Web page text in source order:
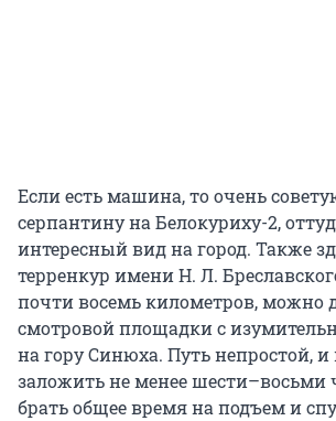
Если есть машина, то очень
серпантину на Белокуриху-2,
интересный вид на город. Также
терренкур имени Н. Л.
почти восемь километров, можно
смотровой площадки с
на гору Синюха. Путь непростой, и
заложить не менее шести–восьми
брать общее время на подъем и